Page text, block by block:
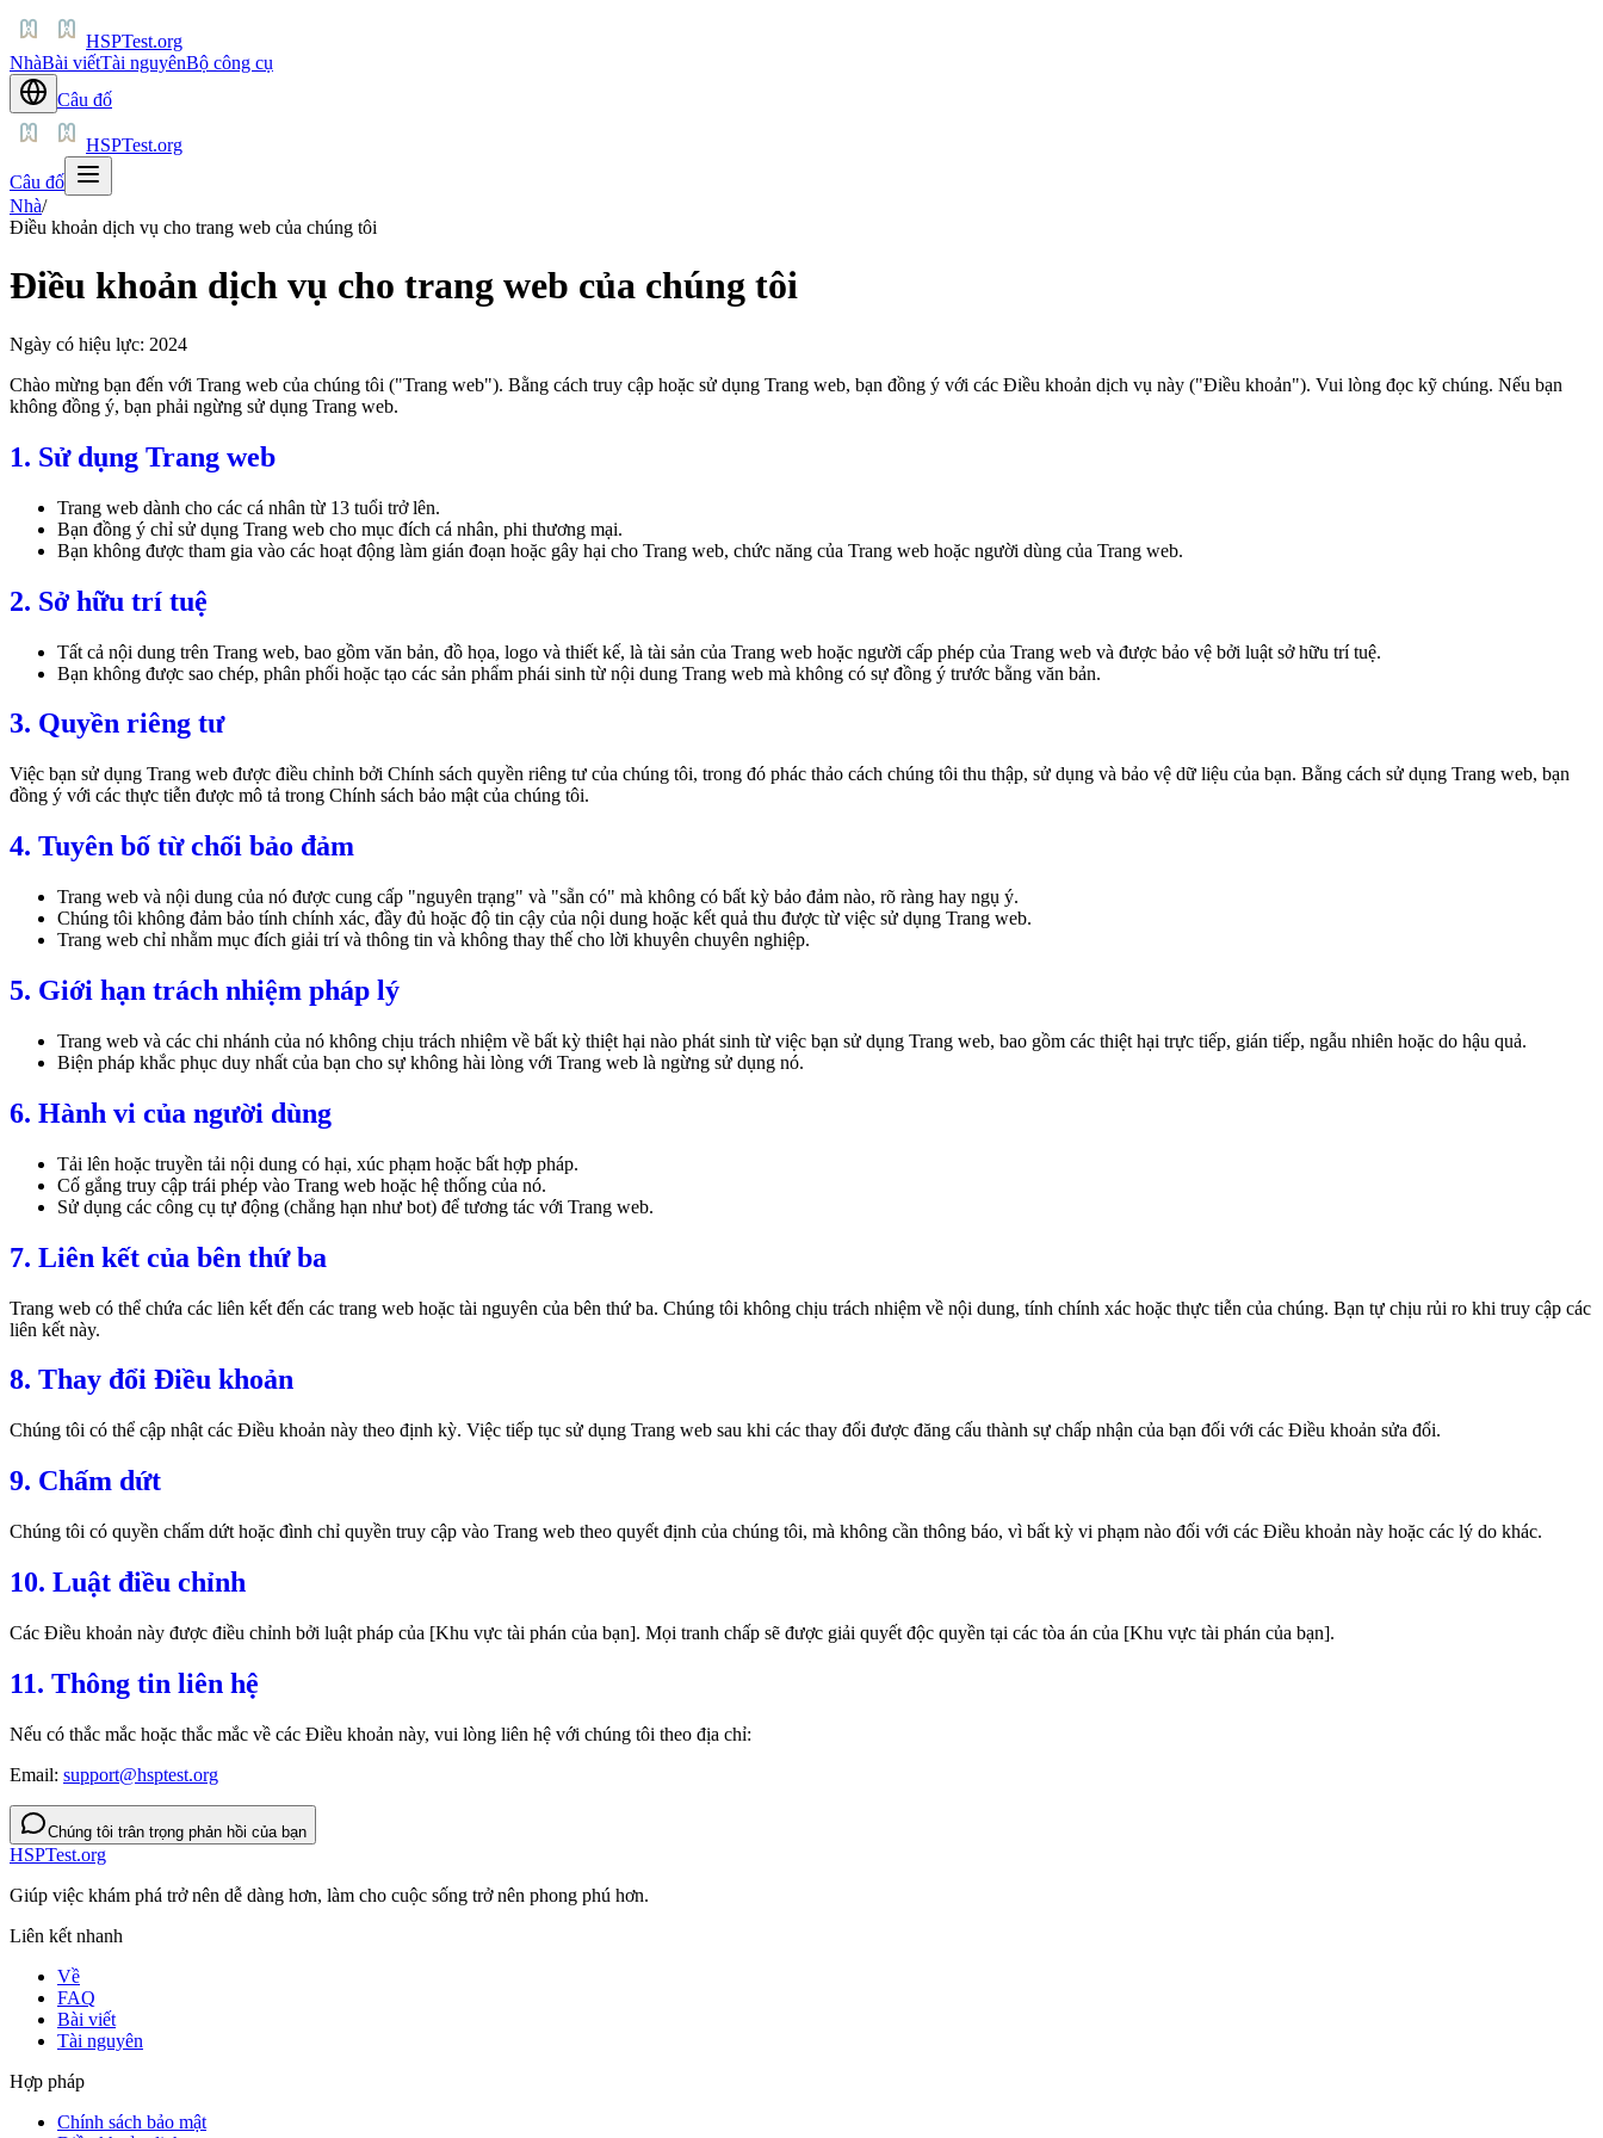
HSPTest.org
NhàBài viếtTài nguyênBộ công cụ
Câu đố
HSPTest.org
Câu đố
Nhà/
Điều khoản dịch vụ cho trang web của chúng tôi
Điều khoản dịch vụ cho trang web của chúng tôi
Ngày có hiệu lực: 2024
Chào mừng bạn đến với Trang web của chúng tôi ("Trang web"). Bằng cách truy cập hoặc sử dụng Trang web, bạn đồng ý với các Điều khoản dịch vụ này ("Điều khoản"). Vui lòng đọc kỹ chúng. Nếu bạn
không đồng ý, bạn phải ngừng sử dụng Trang web.
1. Sử dụng Trang web
Trang web dành cho các cá nhân từ 13 tuổi trở lên.
Bạn đồng ý chỉ sử dụng Trang web cho mục đích cá nhân, phi thương mại.
Bạn không được tham gia vào các hoạt động làm gián đoạn hoặc gây hại cho Trang web, chức năng của Trang web hoặc người dùng của Trang web.
2. Sở hữu trí tuệ
Tất cả nội dung trên Trang web, bao gồm văn bản, đồ họa, logo và thiết kế, là tài sản của Trang web hoặc người cấp phép của Trang web và được bảo vệ bởi luật sở hữu trí tuệ.
Bạn không được sao chép, phân phối hoặc tạo các sản phẩm phái sinh từ nội dung Trang web mà không có sự đồng ý trước bằng văn bản.
3. Quyền riêng tư
Việc bạn sử dụng Trang web được điều chỉnh bởi Chính sách quyền riêng tư của chúng tôi, trong đó phác thảo cách chúng tôi thu thập, sử dụng và bảo vệ dữ liệu của bạn. Bằng cách sử dụng Trang web, bạn
đồng ý với các thực tiễn được mô tả trong Chính sách bảo mật của chúng tôi.
4. Tuyên bố từ chối bảo đảm
Trang web và nội dung của nó được cung cấp "nguyên trạng" và "sẵn có" mà không có bất kỳ bảo đảm nào, rõ ràng hay ngụ ý.
Chúng tôi không đảm bảo tính chính xác, đầy đủ hoặc độ tin cậy của nội dung hoặc kết quả thu được từ việc sử dụng Trang web.
Trang web chỉ nhằm mục đích giải trí và thông tin và không thay thế cho lời khuyên chuyên nghiệp.
5. Giới hạn trách nhiệm pháp lý
Trang web và các chi nhánh của nó không chịu trách nhiệm về bất kỳ thiệt hại nào phát sinh từ việc bạn sử dụng Trang web, bao gồm các thiệt hại trực tiếp, gián tiếp, ngẫu nhiên hoặc do hậu quả.
Biện pháp khắc phục duy nhất của bạn cho sự không hài lòng với Trang web là ngừng sử dụng nó.
6. Hành vi của người dùng
Tải lên hoặc truyền tải nội dung có hại, xúc phạm hoặc bất hợp pháp.
Cố gắng truy cập trái phép vào Trang web hoặc hệ thống của nó.
Sử dụng các công cụ tự động (chẳng hạn như bot) để tương tác với Trang web.
7. Liên kết của bên thứ ba
Trang web có thể chứa các liên kết đến các trang web hoặc tài nguyên của bên thứ ba. Chúng tôi không chịu trách nhiệm về nội dung, tính chính xác hoặc thực tiễn của chúng. Bạn tự chịu rủi ro khi truy cập các
liên kết này.
8. Thay đổi Điều khoản
Chúng tôi có thể cập nhật các Điều khoản này theo định kỳ. Việc tiếp tục sử dụng Trang web sau khi các thay đổi được đăng cấu thành sự chấp nhận của bạn đối với các Điều khoản sửa đổi.
9. Chấm dứt
Chúng tôi có quyền chấm dứt hoặc đình chỉ quyền truy cập vào Trang web theo quyết định của chúng tôi, mà không cần thông báo, vì bất kỳ vi phạm nào đối với các Điều khoản này hoặc các lý do khác.
10. Luật điều chỉnh
Các Điều khoản này được điều chỉnh bởi luật pháp của [Khu vực tài phán của bạn]. Mọi tranh chấp sẽ được giải quyết độc quyền tại các tòa án của [Khu vực tài phán của bạn].
11. Thông tin liên hệ
Nếu có thắc mắc hoặc thắc mắc về các Điều khoản này, vui lòng liên hệ với chúng tôi theo địa chỉ:
Email: support@hsptest.org
Chúng tôi trân trọng phản hồi của bạn
HSPTest.org
Giúp việc khám phá trở nên dễ dàng hơn, làm cho cuộc sống trở nên phong phú hơn.
Liên kết nhanh
Về
FAQ
Bài viết
Tài nguyên
Hợp pháp
Chính sách bảo mật